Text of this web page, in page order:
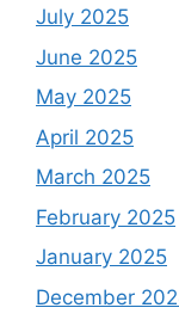
July 2025
June 2025
May 2025
April 2025
March 2025
February 2025
January 2025
December